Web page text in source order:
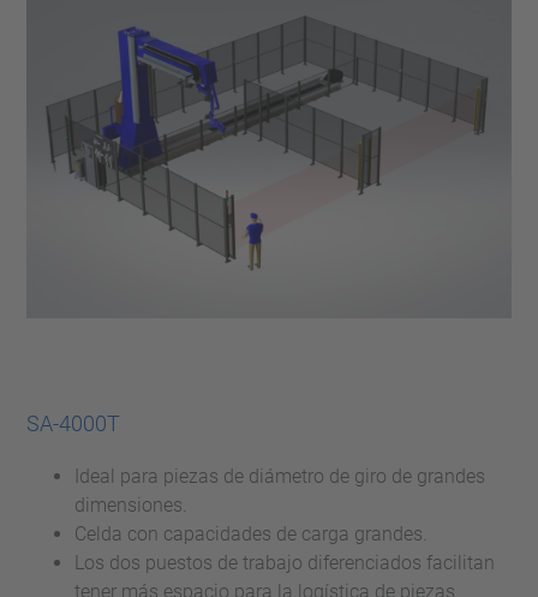
SA-4000T
Ideal para piezas de diámetro de giro de grandes
dimensiones.
Celda con capacidades de carga grandes.
Los dos puestos de trabajo diferenciados facilitan
tener más espacio para la logística de piezas